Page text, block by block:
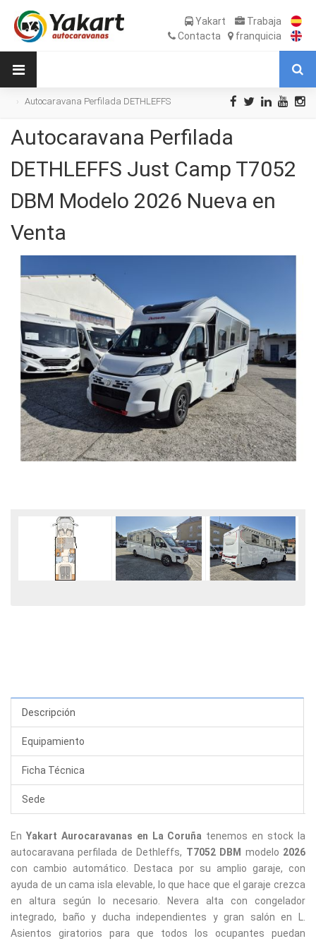
Yakart
Trabaja
Contacta
franquicia
Autocaravana Perfilada DETHLEFFS
en Venta
Autocaravana Perfilada
DETHLEFFS Just Camp T7052
DBM Modelo 2026 Nueva en
Venta
Descripción
Equipamiento
Ficha Técnica
Sede
En Yakart Aurocaravanas en La Coruña tenemos en stock la
autocaravana perfilada de Dethleffs, T7052 DBM modelo 2026
con cambio automático. Destaca por su amplio garaje, con
ayuda de un cama isla elevable, lo que hace que el garaje crezca
en altura según lo necesario. Nevera alta con congelador
integrado, baño y ducha independientes y gran salón en L.
Asientos giratorios para que todos los ocupantes puedan